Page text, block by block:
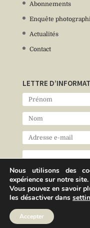
Abonnements
Enquête
Actualités
Contact
LETTRE
Nous utilisons des
expérience sur notre site.
Vous pouvez en savoir
les désactiver dans
Accepter